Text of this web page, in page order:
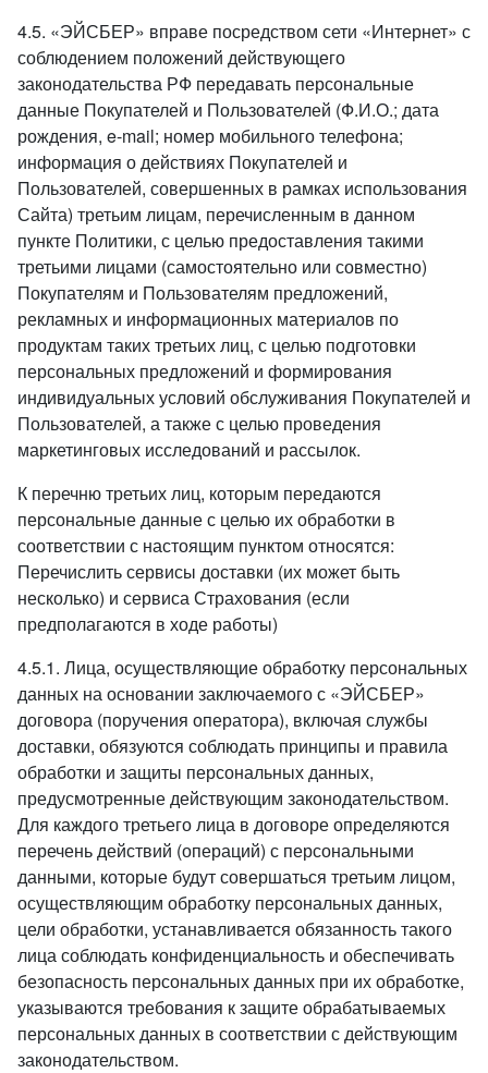
4.5. «ЭЙСБЕР» вправе посредством сети «Интернет» с
соблюдением положений действующего
законодательства РФ передавать персональные
данные Покупателей и Пользователей (Ф.И.О.; дата
рождения, e-mail; номер мобильного телефона;
информация о действиях Покупателей и
Пользователей, совершенных в рамках использования
Сайта) третьим лицам, перечисленным в данном
пункте Политики, с целью предоставления такими
третьими лицами (самостоятельно или совместно)
Покупателям и Пользователям предложений,
рекламных и информационных материалов по
продуктам таких третьих лиц, с целью подготовки
персональных предложений и формирования
индивидуальных условий обслуживания Покупателей и
Пользователей, а также с целью проведения
маркетинговых исследований и рассылок.
К перечню третьих лиц, которым передаются
персональные данные с целью их обработки в
соответствии с настоящим пунктом относятся:
Перечислить сервисы доставки (их может быть
несколько) и сервиса Страхования (если
предполагаются в ходе работы)
4.5.1. Лица, осуществляющие обработку персональных
данных на основании заключаемого с «ЭЙСБЕР»
договора (поручения оператора), включая службы
доставки, обязуются соблюдать принципы и правила
обработки и защиты персональных данных,
предусмотренные действующим законодательством.
Для каждого третьего лица в договоре определяются
перечень действий (операций) с персональными
данными, которые будут совершаться третьим лицом,
осуществляющим обработку персональных данных,
цели обработки, устанавливается обязанность такого
лица соблюдать конфиденциальность и обеспечивать
безопасность персональных данных при их обработке,
указываются требования к защите обрабатываемых
персональных данных в соответствии с действующим
законодательством.